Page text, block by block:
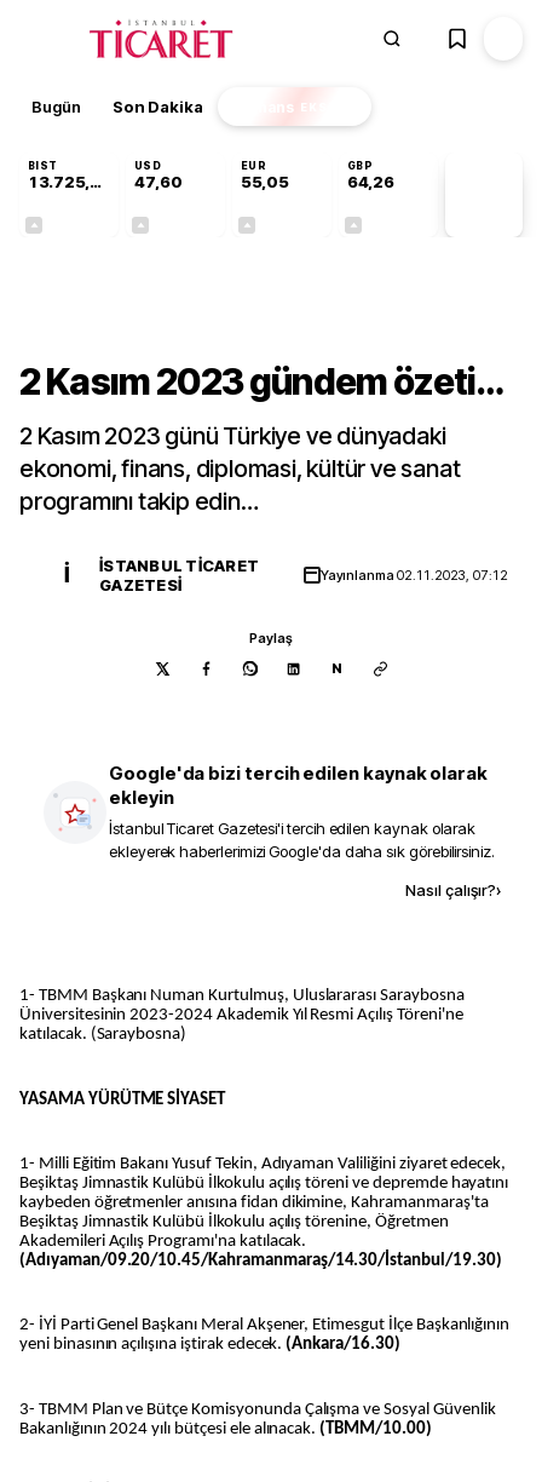
Bugün Son Dakika Finans EKSTRA
BIST
13.725,19
USD
47,60
EUR
55,05
GBP
64,26
2 Kasım 2023 gündem özeti…
2 Kasım 2023 günü Türkiye ve dünyadaki
ekonomi, finans, diplomasi, kültür ve sanat
programını takip edin…
İ
İSTANBUL TICARET
GAZETESI
Yayınlanma02.11.2023, 07:12
Paylaş
N
Google'da bizi tercih edilen kaynak olarak
ekleyin
İstanbul Ticaret Gazetesi'i tercih edilen kaynak olarak
ekleyerek haberlerimizi Google'da daha sık görebilirsiniz.
Nasıl çalışır?›
1- TBMM Başkanı Numan Kurtulmuş, Uluslararası Saraybosna
Üniversitesinin 2023-2024 Akademik Yıl Resmi Açılış Töreni'ne
katılacak. (Saraybosna)
YASAMA YÜRÜTME SİYASET
1- Milli Eğitim Bakanı Yusuf Tekin, Adıyaman Valiliğini ziyaret edecek,
Beşiktaş Jimnastik Kulübü İlkokulu açılış töreni ve depremde hayatını
kaybeden öğretmenler anısına fidan dikimine, Kahramanmaraş'ta
Beşiktaş Jimnastik Kulübü İlkokulu açılış törenine, Öğretmen
Akademileri Açılış Programı'na katılacak.
(Adıyaman/09.20/10.45/Kahramanmaraş/14.30/İstanbul/19.30)
2- İYİ Parti Genel Başkanı Meral Akşener, Etimesgut İlçe Başkanlığının
yeni binasının açılışına iştirak edecek. (Ankara/16.30)
3- TBMM Plan ve Bütçe Komisyonunda Çalışma ve Sosyal Güvenlik
Bakanlığının 2024 yılı bütçesi ele alınacak. (TBMM/10.00)